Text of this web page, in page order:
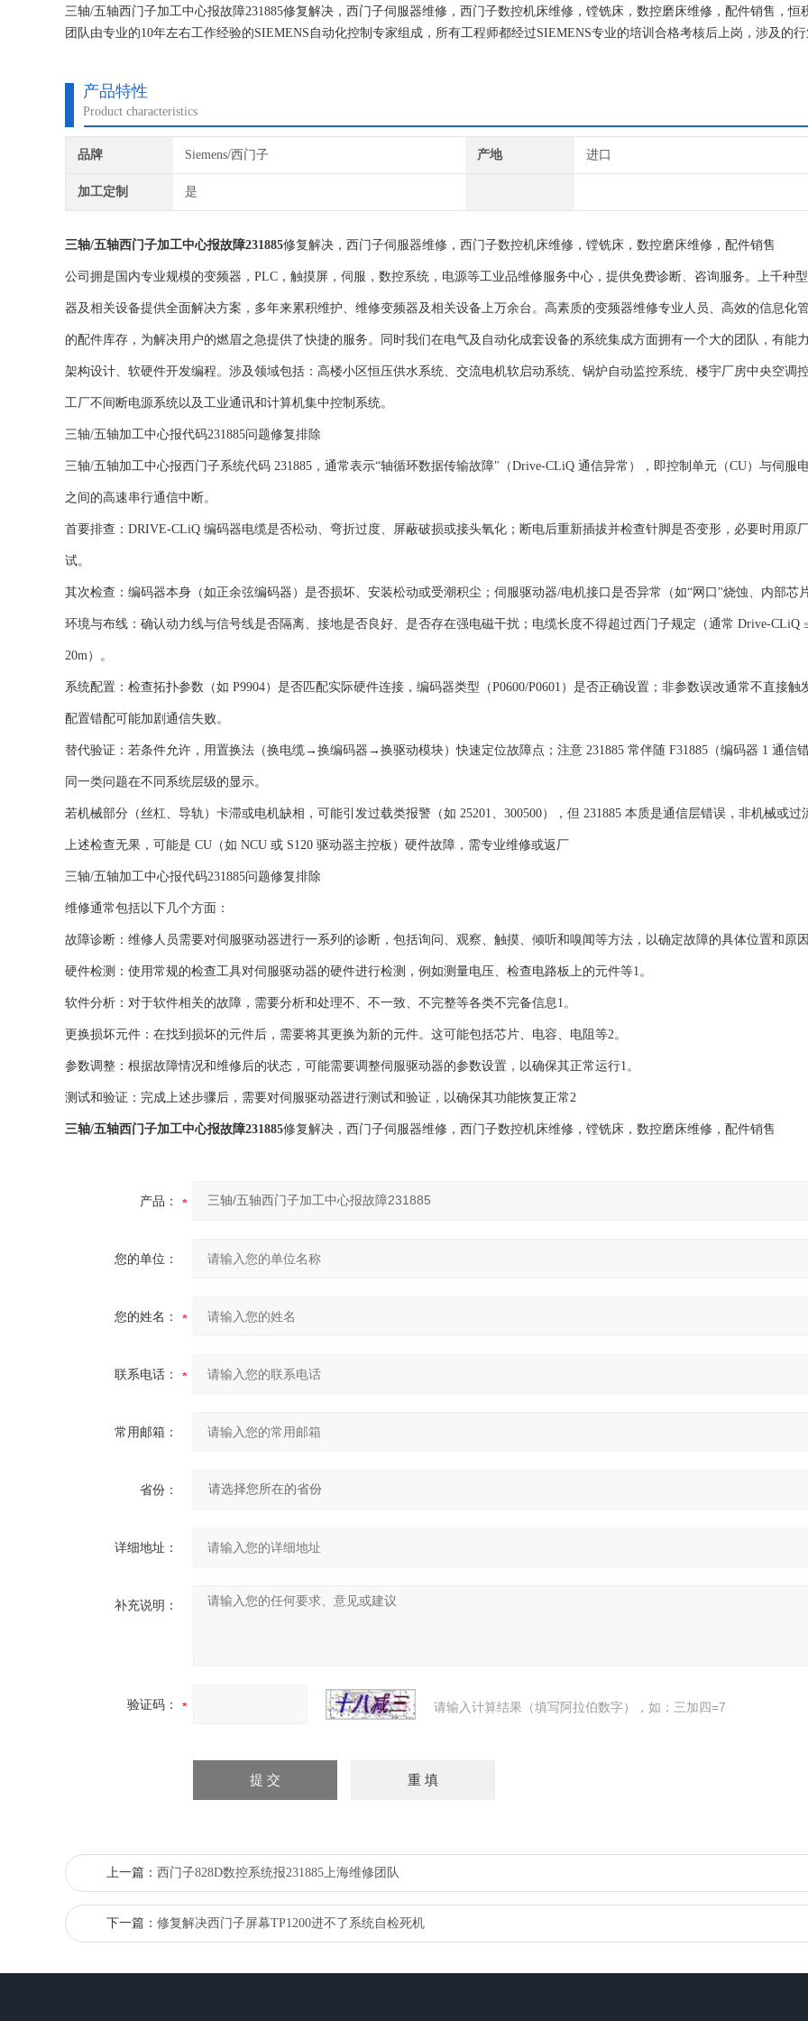
三轴/五轴西门子加工中心报故障231885修复解决，西门子伺服器维修，西门子数控机床维修，镗铣床，数控磨床维修，配件销售，恒
团队由专业的10年左右工作经验的SIEMENS自动化控制专家组成，所有工程师都经过SIEMENS专业的培训合格考核后上岗，涉及的
产品特性
Product characteristics
品牌 Siemens/西门子 产地 进口
加工定制 是
三轴/五轴西门子加工中心报故障231885修复解决，西门子伺服器维修，西门子数控机床维修，镗铣床，数控磨床维修，配件销售
公司拥是国内专业规模的变频器，PLC，触摸屏，伺服，数控系统，电源等工业品维修服务中心，提供免费诊断、咨询服务。上千种
器及相关设备提供全面解决方案，多年来累积维护、维修变频器及相关设备上万余台。高素质的变频器维修专业人员、高效的信息化
的配件库存，为解决用户的燃眉之急提供了快捷的服务。同时我们在电气及自动化成套设备的系统集成方面拥有一个大的团队，有能
架构设计、软硬件开发编程。涉及领域包括：高楼小区恒压供水系统、交流电机软启动系统、锅炉自动监控系统、楼宇厂房中央空调控
工厂不间断电源系统以及工业通讯和计算机集中控制系统。
三轴/五轴加工中心报代码231885问题修复排除
三轴/五轴加工中心报西门子系统代码 231885，通常表示“轴循环数据传输故障"（Drive-CLiQ 通信异常），即控制单元（CU）与伺服
之间的高速串行通信中断。‌‌
首要排查‌：‌DRIVE-CLiQ 编码器电缆‌是否松动、弯折过度、屏蔽破损或接头氧化；断电后重新插拔并检查针脚是否变形，必要时用原
试。
其次检查‌：‌编码器本身‌（如正余弦编码器）是否损坏、安装松动或受潮积尘；‌伺服驱动器/电机接口‌是否异常（如“网口"烧蚀、内部芯
环境与布线‌：确认动力线与信号线是否隔离、接地是否良好、是否存在强电磁干扰；电缆长度不得超过西门子规定（通常 Drive-CLiQ
20m）。
系统配置‌：检查拓扑参数（如 P9904）是否匹配实际硬件连接，编码器类型（P0600/P0601）是否正确设置；‌非参数误改通常不直接触
配置错配可能加剧通信失败‌。
替代验证‌：若条件允许，用‌置换法‌（换电缆→换编码器→换驱动模块）快速定位故障点；注意 231885 常伴随 F31885（编码器 1 通信
同一类问题在不同系统层级的显示。‌‌
若机械部分（丝杠、导轨）卡滞或电机缺相，可能引发过载类报警（如 25201、300500），但 ‌231885 本质是通信层错误，非机械或过
上述检查无果，可能是 CU（如 NCU 或 S120 驱动器主控板）硬件故障，需专业维修或返厂
三轴/五轴加工中心报代码231885问题修复排除
维修通常包括以下几个方面：
故障诊断：维修人员需要对伺服驱动器进行一系列的诊断，包括询问、观察、触摸、倾听和嗅闻等方法，以确定故障的具体位置和原因
硬件检测：使用常规的检查工具对伺服驱动器的硬件进行检测，例如测量电压、检查电路板上的元件等1。
软件分析：对于软件相关的故障，需要分析和处理不、不一致、不完整等各类不完备信息1。
更换损坏元件：在找到损坏的元件后，需要将其更换为新的元件。这可能包括芯片、电容、电阻等2。
参数调整：根据故障情况和维修后的状态，可能需要调整伺服驱动器的参数设置，以确保其正常运行1。
测试和验证：完成上述步骤后，需要对伺服驱动器进行测试和验证，以确保其功能恢复正常2
三轴/五轴西门子加工中心报故障231885修复解决，西门子伺服器维修，西门子数控机床维修，镗铣床，数控磨床维修，配件销售
产品：
您的单位：
您的姓名：
联系电话：
常用邮箱：
省份：
详细地址：
补充说明：
验证码： 请输入计算结果（填写阿拉伯数字），如：三加四=7
上一篇： 西门子828D数控系统报231885上海维修团队
下一篇： 修复解决西门子屏幕TP1200进不了系统自检死机